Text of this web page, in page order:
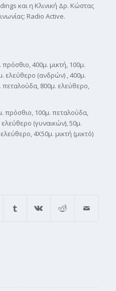
και η Κλινική Δρ. Κώστας
Radio Active.
400μ. μικτή, 100μ.
ελεύθερο (ανδρών) , 400μ.
πεταλούδα, 800μ. ελεύθερο,
πρόσθιο, 100μ. πεταλούδα,
(γυναικών), 50μ.
4Χ50μ. μικτή (μικτό)